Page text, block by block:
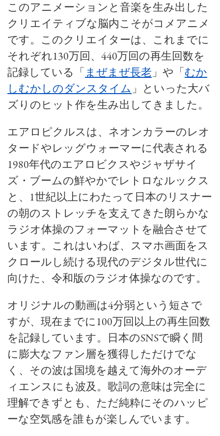
このアニメーションと音楽を生み出した
クリエイティブな脳内こそがコメアニメ
です。このクリエイターは、これまでに
それぞれ130万回、440万回の再生回数を
記録している「 まぜまぜ長老」や「 むか
しむかしのダンスタイム」といった大バ
ズりのヒット作を生み出してきました。
エアロピクルスは、ネオンカラーのレオ
タードやレッグウォーマーに代表される
1980年代のエアロビクスやジャザサイ
ズ・ブームの鮮やかでレトロなルックス
と、1世紀以上にわたって日本のリスナー
の朝のストレッチを支えてきた朗らかな
ラジオ体操のフォーマットを融合させて
います。これはいわば、スマホ画面をス
クロールし続ける現代のデジタル世代に
向けた、令和版のラジオ体操なのです。
オリジナルの動画は4分弱という短さで
すが、現在までに100万回以上の再生回数
を記録しています。日本のSNSで瞬く間
に膨大なファン層を獲得しただけでな
く、その波は国境を越えて海外のオーデ
ィエンスにも波及。歌詞の意味は完全に
理解できずとも、ただ純粋にそのハッピ
ーな空気感を誰もが楽しんでいます。